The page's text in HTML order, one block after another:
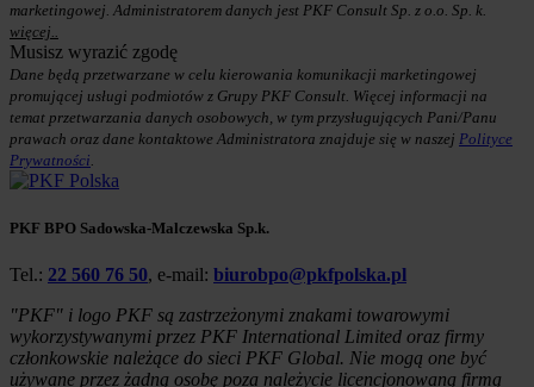
marketingowej. Administratorem danych jest PKF Consult Sp. z o.o. Sp. k.
więcej..
Musisz wyrazić zgodę
Dane będą przetwarzane w celu kierowania komunikacji marketingowej
promującej usługi podmiotów z Grupy PKF Consult. Więcej informacji na
temat przetwarzania danych osobowych, w tym przysługujących Pani/Panu
prawach oraz dane kontaktowe Administratora znajduje się w naszej Polityce
Prywatności.
PKF BPO Sadowska-Malczewska Sp.k.
Tel.: 22 560 76 50, e-mail: biurobpo@pkfpolska.pl
"PKF" i logo PKF są zastrzeżonymi znakami towarowymi
wykorzystywanymi przez PKF International Limited oraz firmy
członkowskie należące do sieci PKF Global. Nie mogą one być
używane przez żadną osobę poza należycie licencjonowaną firmą